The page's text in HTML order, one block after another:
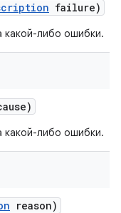
failure)
либо ошибки.
либо ошибки.
reason)